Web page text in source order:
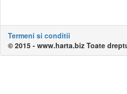
Termeni si conditii
© 2015 - www.harta.biz Toate